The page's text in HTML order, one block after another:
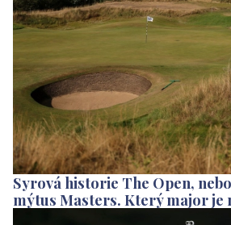
Syrová historie The Open,
mýtus Masters. Který major je